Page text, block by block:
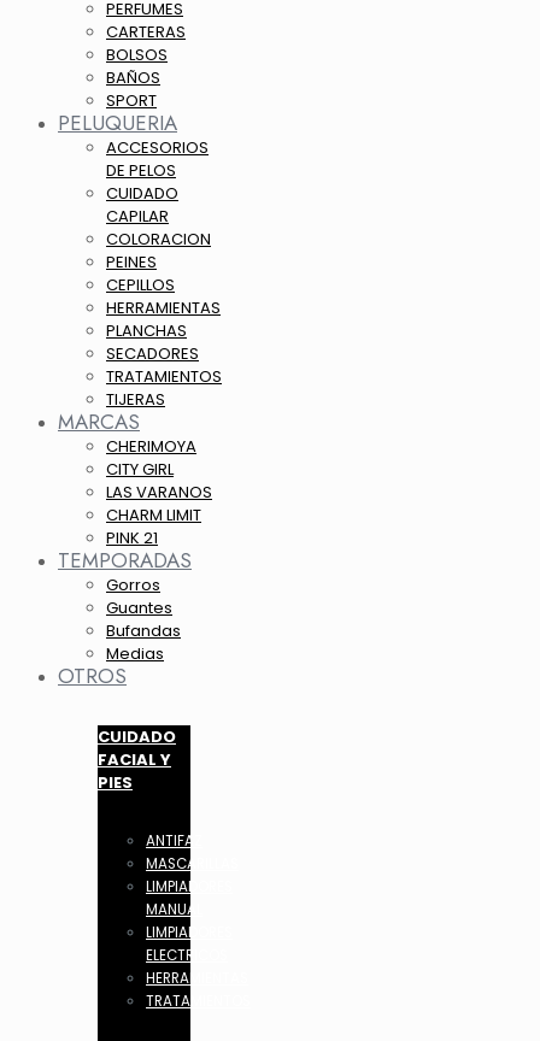
PERFUMES
CARTERAS
BOLSOS
BAÑOS
SPORT
PELUQUERIA
ACCESORIOS
DE PELOS
CUIDADO
CAPILAR
COLORACION
PEINES
CEPILLOS
HERRAMIENTAS
PLANCHAS
SECADORES
TRATAMIENTOS
TIJERAS
MARCAS
CHERIMOYA
CITY GIRL
LAS VARANOS
CHARM LIMIT
PINK 21
TEMPORADAS
Gorros
Guantes
Bufandas
Medias
OTROS
CUIDADO
FACIAL Y
PIES
ANTIFAZ
MASCARILLAS
LIMPIADORES
MANUAL
LIMPIADORES
ELECTRICOS
HERRAMIENTAS
TRATAMIENTOS